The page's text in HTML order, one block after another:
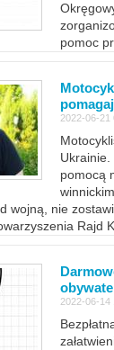
pomoc
2022-06-21
pomocą
wojną, nie
Rajd
2022-06-14